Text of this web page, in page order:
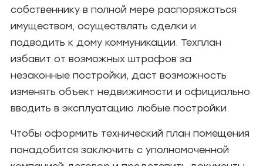
собственнику в полной мере распоряжаться
имуществом, осуществлять сделки и
подводить к дому коммуникации. Техплан
избавит от возможных штрафов за
незаконные постройки, даст возможность
изменять объект недвижимости и официально
вводить в эксплуатацию любые постройки.
Чтобы оформить технический план помещения
понадобится заключить с уполномоченной